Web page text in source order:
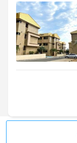
す。
と
タ
オ
ル
の
交
換
ス
設
の
定
め
る
利
っ